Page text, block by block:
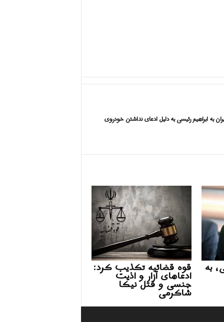
به ابراهیم رئیسی به دلیل ادعای نداشتن خودروی
قوه قضائیه تکذیب کرد:
ادعاهای آزار و اذیت
جنسی و قتل نیکا
شاکرمی
به